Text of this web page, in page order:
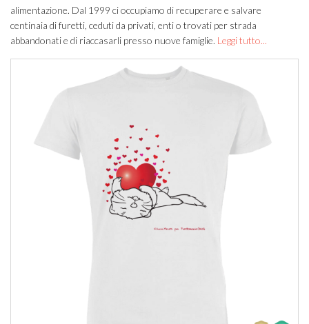
alimentazione. Dal 1999 ci occupiamo di recuperare e salvare
centinaia di furetti, ceduti da privati, enti o trovati per strada
abbandonati e di riaccasarli presso nuove famiglie. Leggi tutto...